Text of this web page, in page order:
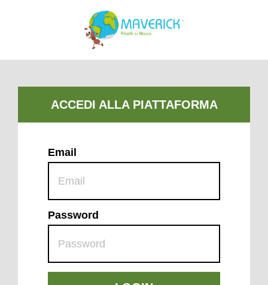
Email
Password